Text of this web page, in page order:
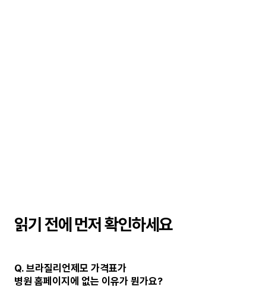
읽기 전에 먼저 확인하세요
Q. 브라질리언제모 가격표가
병원 홈페이지에 없는 이유가 뭔가요?